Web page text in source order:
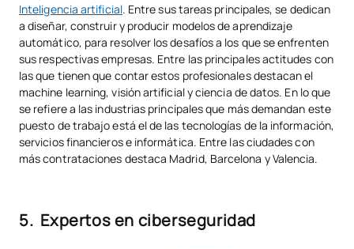
Inteligencia artificial. Entre sus tareas principales, se dedican
a diseñar, construir y producir modelos de aprendizaje
automático, para resolver los desafíos a los que se enfrenten
sus respectivas empresas. Entre las principales actitudes con
las que tienen que contar estos profesionales destacan el
machine learning, visión artificial y ciencia de datos. En lo que
se refiere a las industrias principales que más demandan este
puesto de trabajo está el de las tecnologías de la información,
servicios financieros e informática. Entre las ciudades con
más contrataciones destaca Madrid, Barcelona y Valencia.
5. Expertos en ciberseguridad